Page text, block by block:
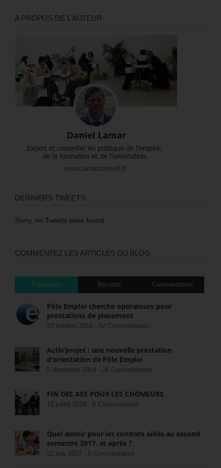
A PROPOS DE L’AUTEUR
DERNIERS TWEETS
Sorry, no Tweets were found.
COMMENTEZ LES ARTICLES DU BLOG
Populaires Récents Commentaires
Pôle Emploi cherche opérateurs pour
prestations de placement
23 octobre 2014 - 52 Commentaires
Activ’projet : une nouvelle prestation
d’orientation de Pôle Emploi
5 décembre 2014 - 26 Commentaires
FIN DES ASS POUR LES CHÔMEURS
15 juillet 2018 - 8 Commentaires
Quel avenir pour les contrats aidés au second
semestre 2017, et après ?
22 mai 2017 - 5 Commentaires